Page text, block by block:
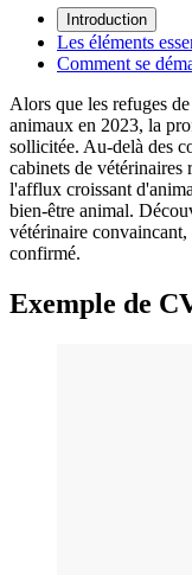
Introduction
Les éléments
Comment se
Alors que les refuges
animaux en 2023, la
sollicitée. Au-delà des
cabinets de vétérinaires
l'afflux croissant
bien-être animal.
vétérinaire
confirmé.
Exemple de